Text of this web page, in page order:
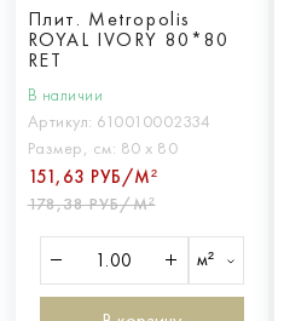
Плит. Metropolis
ROYAL IVORY 80*80
RET
В наличии
Артикул: 610010002334
Размер, см: 80 х 80
151,63 РУБ/М²
178,38 РУБ/М²
м²